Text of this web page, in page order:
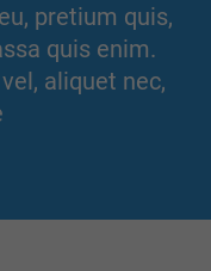
pretium quis,
quis enim.
aliquet nec,